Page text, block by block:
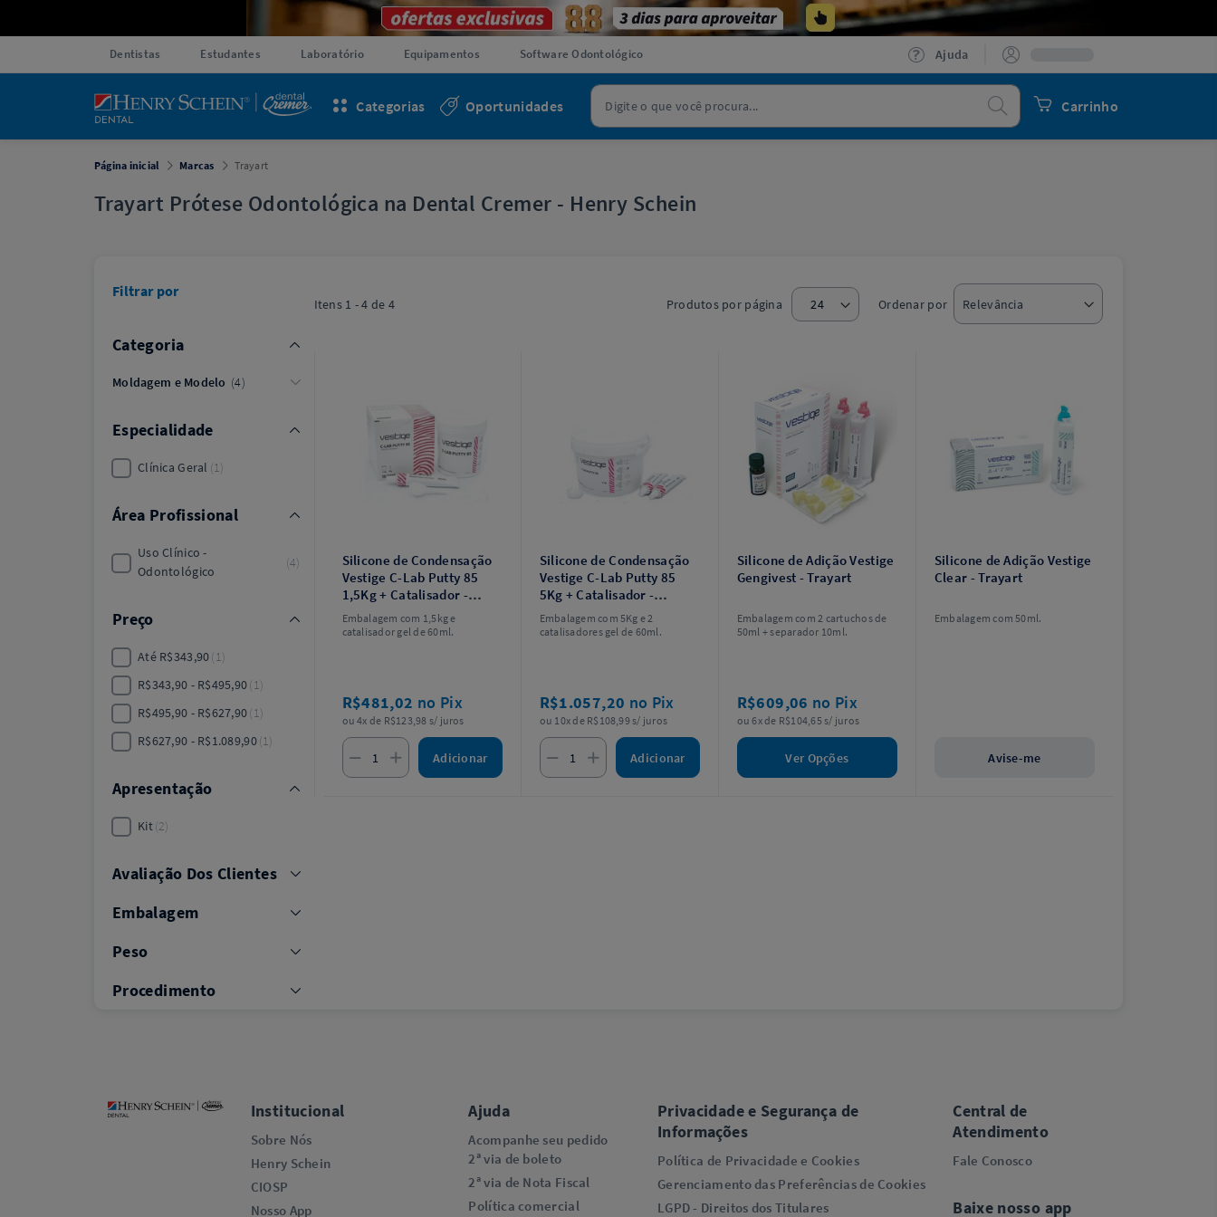
Dentistas Estudantes Laboratório Equipamentos Software Odontológico Ajuda
Carrinho
Procurar
Oportunidades
Categorias
Página inicial Marcas Trayart
Trayart Prótese Odontológica na Dental Cremer - Henry Schein
Itens 1 - 4 de 4 Produtos por página Ordenar por
Silicone de Condensação
Vestige C-Lab Putty 85
1,5Kg + Catalisador -
Trayart
Embalagem com 1,5kg e
catalisador gel de 60ml.
R$481,02 no Pix
ou 4x de R$123,98 s/ juros
Adicionar
Silicone de Condensação
Vestige C-Lab Putty 85
5Kg + Catalisador -
Trayart
Embalagem com 5Kg e 2
catalisadores gel de 60ml.
R$1.057,20 no Pix
ou 10x de R$108,99 s/ juros
Adicionar
Silicone de Adição Vestige
Gengivest - Trayart
Embalagem com 2 cartuchos de
50ml + separador 10ml.
R$609,06 no Pix
ou 6x de R$104,65 s/ juros
Ver Opções
Silicone de Adição Vestige
Clear - Trayart
Embalagem com 50ml.
Avise-me
Filtrar por
Categoria
Moldagem e Modelo 4
Especialidade
Clínica Geral 1
Área Profissional
Uso Clínico -
Odontológico
4
Preço
Até R$343,90 1
R$343,90 - R$495,90 1
R$495,90 - R$627,90 1
R$627,90 - R$1.089,90 1
Apresentação
Kit 2
Avaliação Dos Clientes
Embalagem
Peso
Procedimento
Institucional
Sobre Nós
Henry Schein
CIOSP
Nosso App
Ajuda
Acompanhe seu pedido
2ª via de boleto
2ª via de Nota Fiscal
Política comercial
Privacidade e Segurança de
Informações
Política de Privacidade e Cookies
Gerenciamento das Preferências de Cookies
LGPD - Direitos dos Titulares
Central de
Atendimento
Fale Conosco
Baixe nosso app